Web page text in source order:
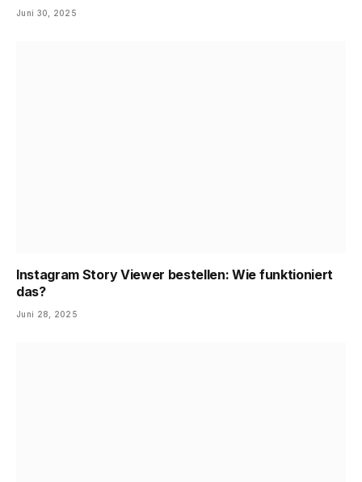
Juni 30, 2025
Instagram Story Viewer bestellen: Wie funktioniert
das?
Juni 28, 2025